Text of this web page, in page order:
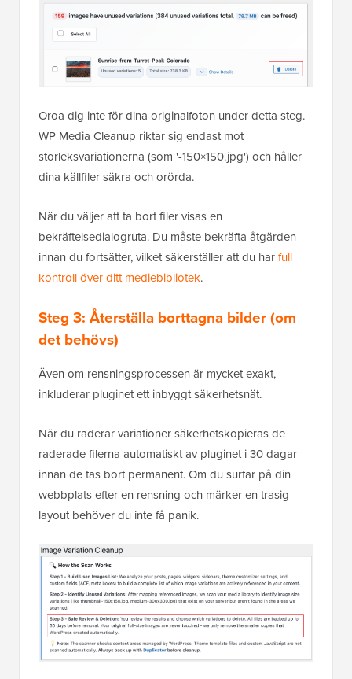
Oroa dig inte för dina originalfoton under detta steg.
WP Media Cleanup riktar sig endast mot
storleksvariationerna (som '-150×150.jpg') och håller
dina källfiler säkra och orörda.
När du väljer att ta bort filer visas en
bekräftelsedialogruta. Du måste bekräfta åtgärden
innan du fortsätter, vilket säkerställer att du harfull
kontroll över ditt mediebibliotek.
Steg 3: Återställa borttagna bilder (om
det behövs)
Även om rensningsprocessen är mycket exakt,
inkluderar pluginet ett inbyggt säkerhetsnät.
När du raderar variationer säkerhetskopieras de
raderade filerna automatiskt av pluginet i 30 dagar
innan de tas bort permanent. Om du surfar på din
webbplats efter en rensning och märker en trasig
layout behöver du inte få panik.